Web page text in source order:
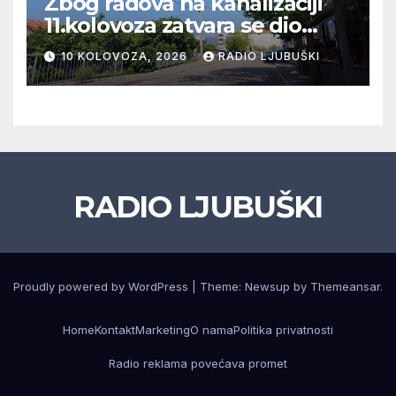
11.kolovoza zatvara se dio
ulice Petra Barbarića
10 KOLOVOZA, 2026 RADIO LJUBUŠKI
RADIO LJUBUŠKI
Proudly powered by WordPress Theme: Newsup by Themeansar.
HomeKontaktMarketingO namaPolitika privatnosti
Radio reklama povećava promet